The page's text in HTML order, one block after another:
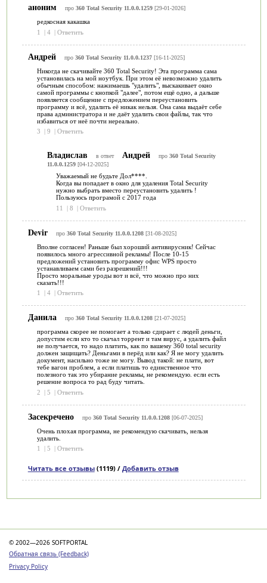
аноним
про 360 Total Security 11.0.0.1259[29-01-2026]
редкосная какашка
1
| 4 | Ответить
Андрей про 360 Total Security 11.0.0.1237[16-11-2025]
Никогда не скачивайте 360 Total Security! Эта программа сама
установилась на мой ноутбук. При этом её невозможно удалить
обычным способом: нажимаешь "удалить", выскакивает окно
самой программы с кнопкой "далее", потом ещё одно, а дальше
появляется сообщение с предложением переустановить
программу и всё, удалить её никак нельзя. Она сама выдаёт себе
права администратора и не даёт удалить свои файлы, так что
избавиться от неё почти нереально.
3
9 Ответить
Владислав в ответ Андрей про 360 Total Security
11.0.0.1259[04-12-2025]
Уважаемый не будьте Дол****.
Когда вы попадает в окно для удаления Total Security
нужно выбрать вместо переустановить удалить !
Пользуюсь програмой с 2017 года
11
| 8 | Ответить
Devir про 360 Total Security 11.0.0.1208[31-08-2025]
Вполне согласен! Раньше был хороший антивирусник! Сейчас
появилось много агрессивной рекламы! После 10-15
предложений установить программу офис WPS просто
устанавливаем сами без разрешений!!!
Просто моральные уроды вот и всё, что можно про них
сказать!!!
1
4 Ответить
Данила про 360 Total Security 11.0.0.1208[21-07-2025]
программа скорее не помогает а только сдирает с людей деньги,
допустим если кто то скачал торрент и там вирус, а удалить файл
не получается, то надо платить, как по вашему 360 total security
должен защищать? Деньгами в перёд или как? Я не могу удалить
документ, насильно тоже не могу. Вывод такой: не плати, вот
тебе вагон проблем, а если платишь то единственное что
полезного так это убирание рекламы, не рекомендую. если есть
решение вопроса то рад буду читать.
2
| 5 | Ответить
Засекречено про 360 Total Security 11.0.0.1208[06-07-2025]
Очень плохая программа, не рекомендую скачивать, нельзя
удалить.
1
5 Ответить
Читать все отзывы(1119) / Добавить отзыв
© 2002—2026 SOFTPORTAL
Обратная связь (Feedback)
Privacy Policy